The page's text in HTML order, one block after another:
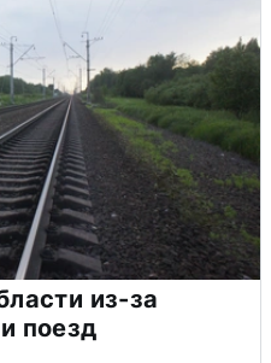
из-за
поезд